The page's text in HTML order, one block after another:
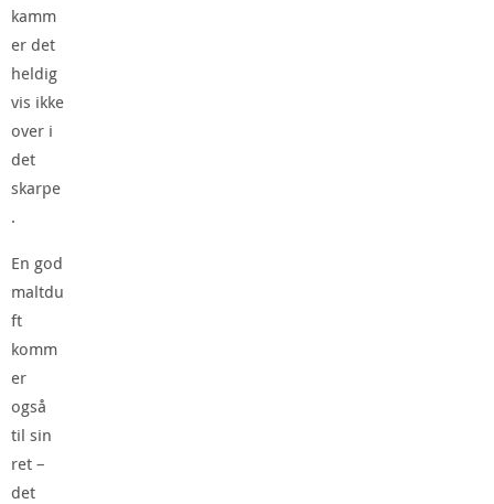
kamm
er det
heldig
vis ikke
over i
det
skarpe
.
En god
maltdu
ft
komm
er
også
til sin
ret –
det